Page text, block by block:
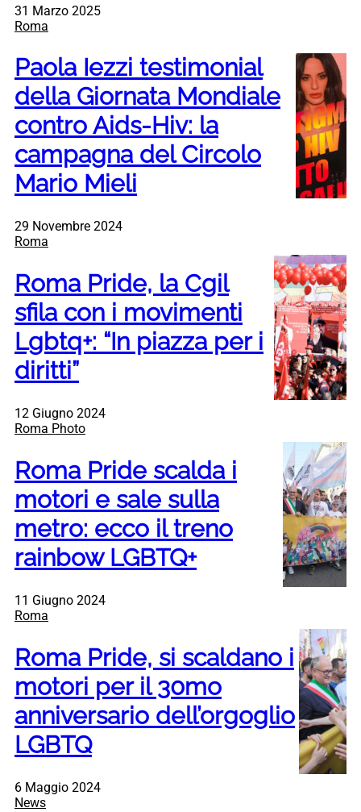
31 Marzo 2025
Roma
Paola Iezzi testimonial
della Giornata Mondiale
contro Aids-Hiv: la
campagna del Circolo
Mario Mieli
29 Novembre 2024
Roma
Roma Pride, la Cgil
sfila con i movimenti
Lgbtq+: “In piazza per i
diritti”
12 Giugno 2024
Roma Photo
Roma Pride scalda i
motori e sale sulla
metro: ecco il treno
rainbow LGBTQ+
11 Giugno 2024
Roma
Roma Pride, si scaldano i
motori per il 30mo
anniversario dell’orgoglio
LGBTQ
6 Maggio 2024
News